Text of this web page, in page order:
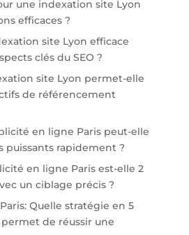
une indexation site Lyon
efficaces ?
site Lyon efficace
clés du SEO ?
site Lyon permet-elle
de référencement
en ligne Paris peut-elle
puissants rapidement ?
en ligne Paris est-elle 2
un ciblage précis ?
Quelle stratégie en 5
de réussir une